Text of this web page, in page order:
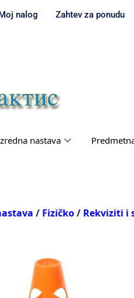
nalog Zahtev za ponudu
nastava
/ Fizičko/ Rekviziti i